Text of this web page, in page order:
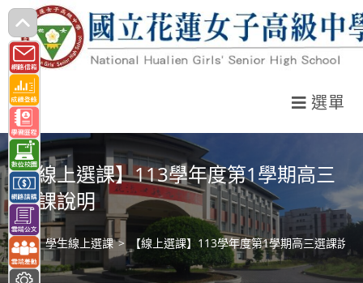
跳
轉
至
主
要
內
容
選單
【線上選課】113學年度第1學期高三
選課說明
> 學生線上選課 > 【線上選課】113學年度第1學期高三選課說明